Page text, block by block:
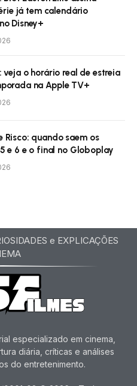
já tem calendário
Disney+
veja o horário real de estreia
na Apple TV+
Risco: quando saem os
e 6 e o final no Globoplay
e EXPLICAÇÕES
especializado em cinema,
diária, críticas e análises
do entretenimento.